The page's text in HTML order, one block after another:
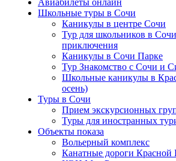
Авиабилеты онлайн
Школьные туры в Сочи
Каникулы в центре Сочи
Тур для школьников в
приключения
Каникулы в Сочи Парке
Тур Знакомство с Сочи и
Школьные каникулы в
осень)
Туры в Сочи
Прием экскурсионных
Туры для иностранных
Объекты показа
Вольерный комплекс
Канатные дороги